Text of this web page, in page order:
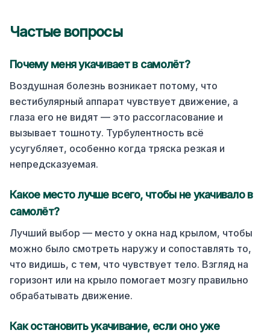
Частые вопросы
Почему меня укачивает в самолёт?
Воздушная болезнь возникает потому, что
вестибулярный аппарат чувствует движение, а
глаза его не видят — это рассогласование и
вызывает тошноту. Турбулентность всё
усугубляет, особенно когда тряска резкая и
непредсказуемая.
Какое место лучше всего, чтобы не укачивало в
самолёт?
Лучший выбор — место у окна над крылом, чтобы
можно было смотреть наружу и сопоставлять то,
что видишь, с тем, что чувствует тело. Взгляд на
горизонт или на крыло помогает мозгу правильно
обрабатывать движение.
Как остановить укачивание, если оно уже